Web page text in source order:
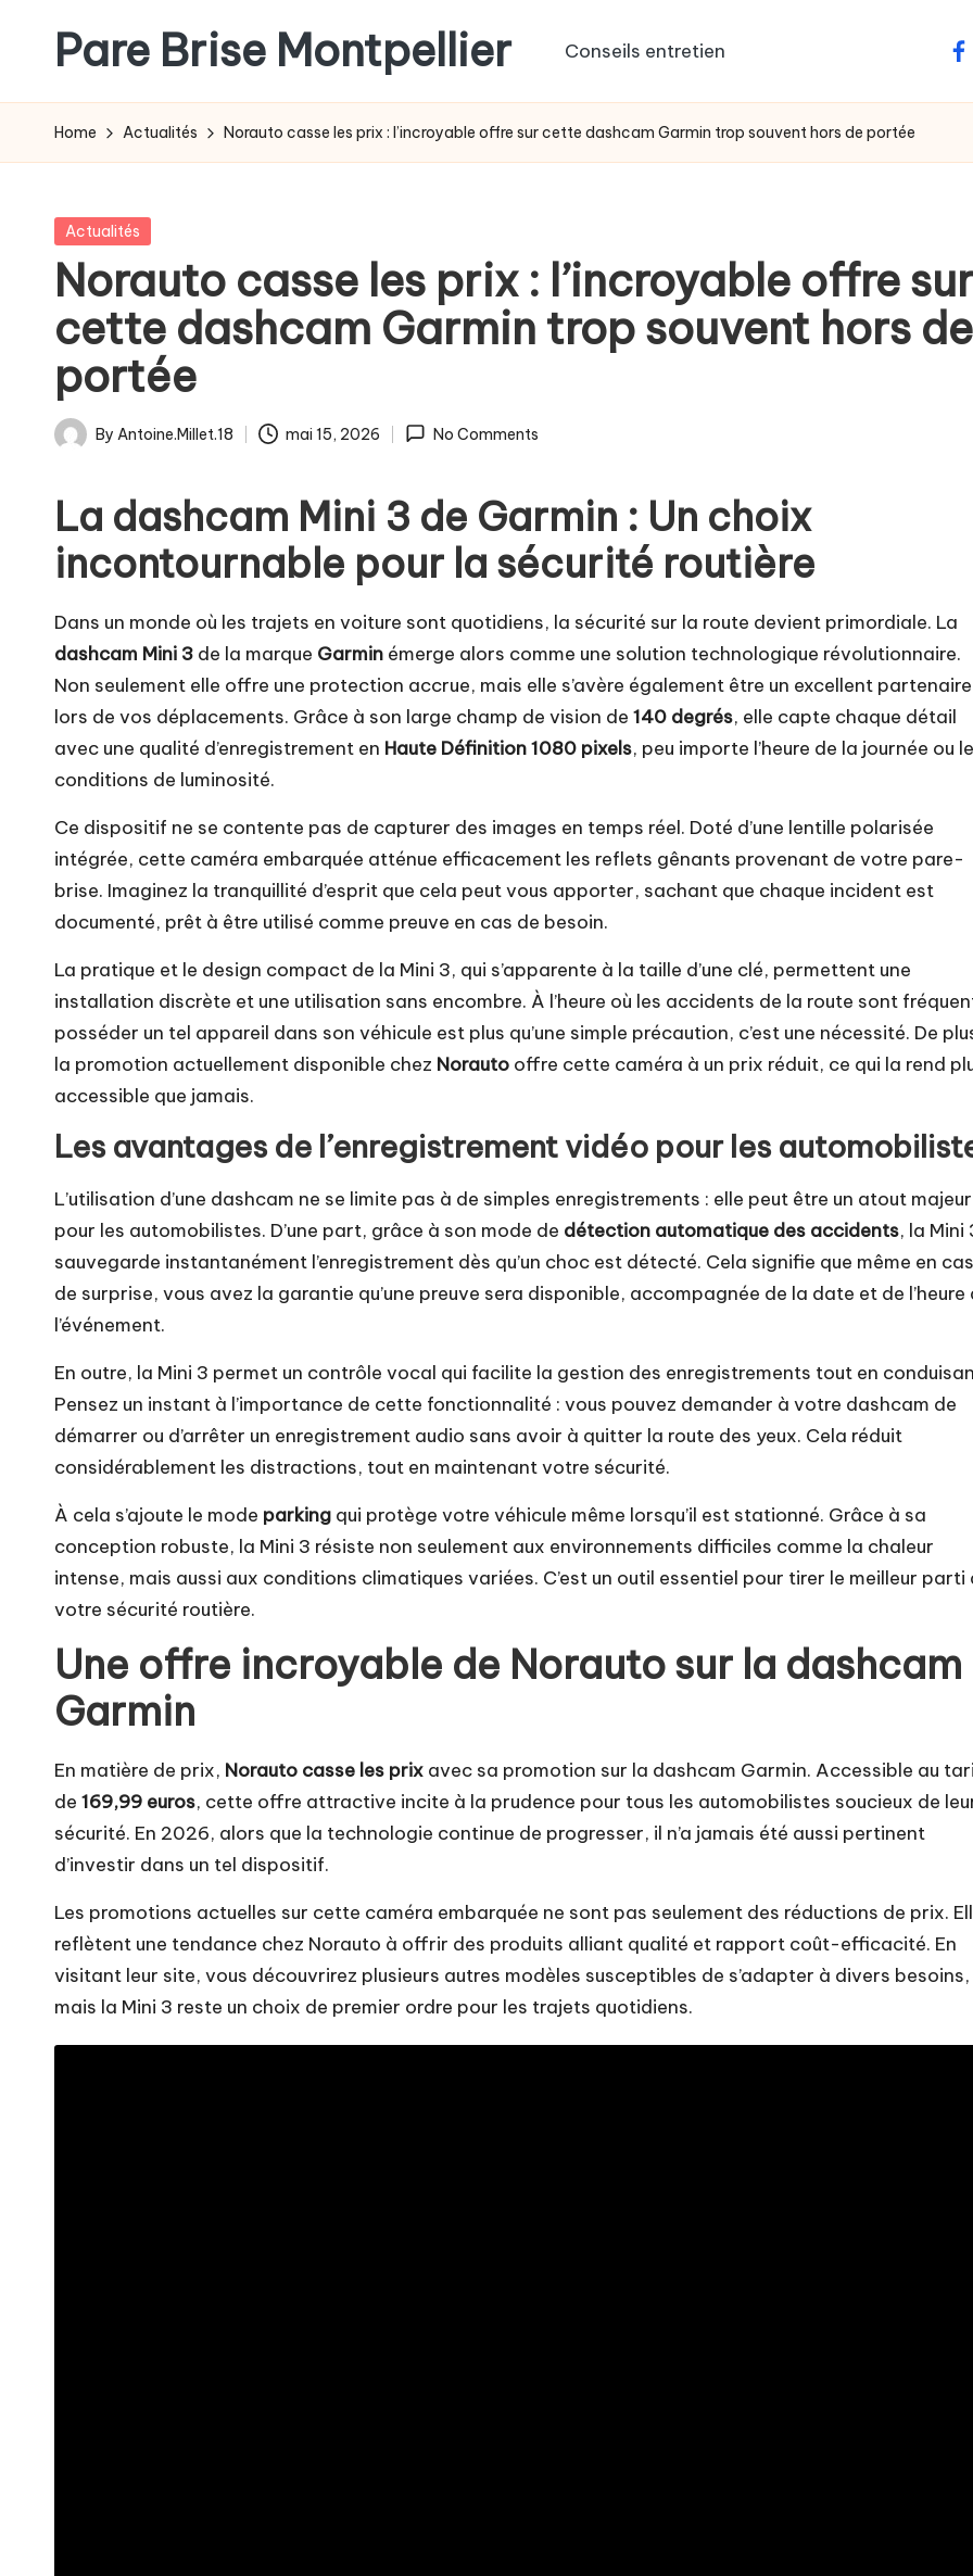
content
Pare Brise Montpellier Conseils entretien
Home Actualités Norauto casse les prix : l’incroyable offre sur cette dashcam Garmin trop souvent hors de portée
Posted
Actualités
Norauto casse les prix : l’incroyable offre sur
cette dashcam Garmin trop souvent hors de
portée
Posted
By Antoine.Millet.18 mai 15, 2026 No Comments
La dashcam Mini 3 de Garmin : Un choix
incontournable pour la sécurité routière
Dans un monde où les trajets en voiture sont quotidiens, la sécurité sur la route devient primordiale. La
dashcam Mini 3 de la marque Garmin émerge alors comme une solution technologique révolutionnaire.
Non seulement elle offre une protection accrue, mais elle s’avère également être un excellent partenaire
lors de vos déplacements. Grâce à son large champ de vision de 140 degrés, elle capte chaque détail
avec une qualité d’enregistrement en Haute Définition 1080 pixels, peu importe l’heure de la journée ou
conditions de luminosité.
Ce dispositif ne se contente pas de capturer des images en temps réel. Doté d’une lentille polarisée
intégrée, cette caméra embarquée atténue efficacement les reflets gênants provenant de votre pare-
brise. Imaginez la tranquillité d’esprit que cela peut vous apporter, sachant que chaque incident est
documenté, prêt à être utilisé comme preuve en cas de besoin.
La pratique et le design compact de la Mini 3, qui s’apparente à la taille d’une clé, permettent une
installation discrète et une utilisation sans encombre. À l’heure où les accidents de la route sont
posséder un tel appareil dans son véhicule est plus qu’une simple précaution, c’est une nécessité. De
la promotion actuellement disponible chez Norauto offre cette caméra à un prix réduit, ce qui la rend
accessible que jamais.
Les avantages de l’enregistrement vidéo pour les
L’utilisation d’une dashcam ne se limite pas à de simples enregistrements : elle peut être un atout majeur
pour les automobilistes. D’une part, grâce à son mode de détection automatique des accidents, la Mini
sauvegarde instantanément l’enregistrement dès qu’un choc est détecté. Cela signifie que même en cas
de surprise, vous avez la garantie qu’une preuve sera disponible, accompagnée de la date et de l’heure
l’événement.
En outre, la Mini 3 permet un contrôle vocal qui facilite la gestion des enregistrements tout en
Pensez un instant à l’importance de cette fonctionnalité : vous pouvez demander à votre dashcam de
démarrer ou d’arrêter un enregistrement audio sans avoir à quitter la route des yeux. Cela réduit
considérablement les distractions, tout en maintenant votre sécurité.
À cela s’ajoute le mode parking qui protège votre véhicule même lorsqu’il est stationné. Grâce à sa
conception robuste, la Mini 3 résiste non seulement aux environnements difficiles comme la chaleur
intense, mais aussi aux conditions climatiques variées. C’est un outil essentiel pour tirer le meilleur parti
votre sécurité routière.
Une offre incroyable de Norauto sur la dashcam
Garmin
En matière de prix, Norauto casse les prix avec sa promotion sur la dashcam Garmin. Accessible au
de 169,99 euros, cette offre attractive incite à la prudence pour tous les automobilistes soucieux de
sécurité. En 2026, alors que la technologie continue de progresser, il n’a jamais été aussi pertinent
d’investir dans un tel dispositif.
Les promotions actuelles sur cette caméra embarquée ne sont pas seulement des réductions de prix.
reflètent une tendance chez Norauto à offrir des produits alliant qualité et rapport coût-efficacité. En
visitant leur site, vous découvrirez plusieurs autres modèles susceptibles de s’adapter à divers besoins,
mais la Mini 3 reste un choix de premier ordre pour les trajets quotidiens.